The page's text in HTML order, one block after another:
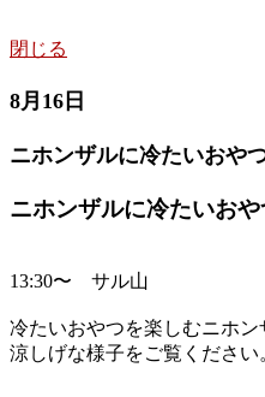
閉じる
8月16日
ニホンザルに冷たいおや
ニホンザルに冷たいお
13:30〜 サル山
冷たいおやつを楽しむニホン
涼しげな様子をご覧ください